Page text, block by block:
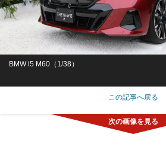
BMW i5 M60（1/38）
この記事へ戻る